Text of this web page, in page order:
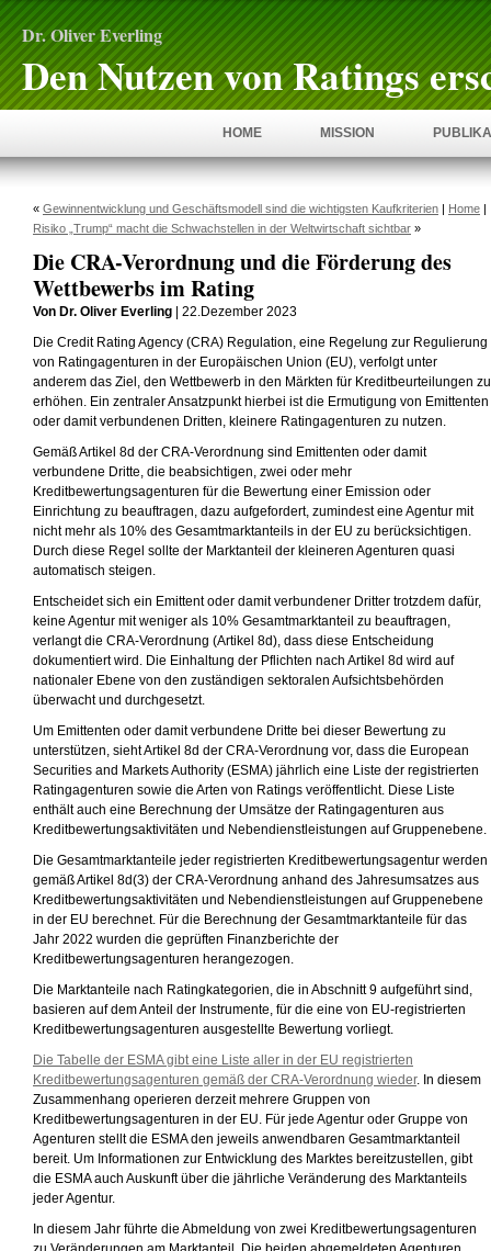
Dr. Oliver Everling
Den Nutzen von Ratings
HOME MISSION
« Gewinnentwicklung und Geschäftsmodell sind die wichtigsten Kaufkriterien | Home |
Risiko „Trump“ macht die Schwachstellen in der Weltwirtschaft sichtbar »
Die CRA-Verordnung und die Förderung des
Wettbewerbs im Rating
Von Dr. Oliver Everling | 22.Dezember 2023
Die Credit Rating Agency (CRA) Regulation, eine Regelung zur Regulierung
von Ratingagenturen in der Europäischen Union (EU), verfolgt unter
anderem das Ziel, den Wettbewerb in den Märkten für Kreditbeurteilungen zu
erhöhen. Ein zentraler Ansatzpunkt hierbei ist die Ermutigung von Emittenten
oder damit verbundenen Dritten, kleinere Ratingagenturen zu nutzen.
Gemäß Artikel 8d der CRA-Verordnung sind Emittenten oder damit
verbundene Dritte, die beabsichtigen, zwei oder mehr
Kreditbewertungsagenturen für die Bewertung einer Emission oder
Einrichtung zu beauftragen, dazu aufgefordert, zumindest eine Agentur mit
nicht mehr als 10% des Gesamtmarktanteils in der EU zu berücksichtigen.
Durch diese Regel sollte der Marktanteil der kleineren Agenturen quasi
automatisch steigen.
Entscheidet sich ein Emittent oder damit verbundener Dritter trotzdem dafür,
keine Agentur mit weniger als 10% Gesamtmarktanteil zu beauftragen,
verlangt die CRA-Verordnung (Artikel 8d), dass diese Entscheidung
dokumentiert wird. Die Einhaltung der Pflichten nach Artikel 8d wird auf
nationaler Ebene von den zuständigen sektoralen Aufsichtsbehörden
überwacht und durchgesetzt.
Um Emittenten oder damit verbundene Dritte bei dieser Bewertung zu
unterstützen, sieht Artikel 8d der CRA-Verordnung vor, dass die European
Securities and Markets Authority (ESMA) jährlich eine Liste der registrierten
Ratingagenturen sowie die Arten von Ratings veröffentlicht. Diese Liste
enthält auch eine Berechnung der Umsätze der Ratingagenturen aus
Kreditbewertungsaktivitäten und Nebendienstleistungen auf Gruppenebene.
Die Gesamtmarktanteile jeder registrierten Kreditbewertungsagentur werden
gemäß Artikel 8d(3) der CRA-Verordnung anhand des Jahresumsatzes aus
Kreditbewertungsaktivitäten und Nebendienstleistungen auf Gruppenebene
in der EU berechnet. Für die Berechnung der Gesamtmarktanteile für das
Jahr 2022 wurden die geprüften Finanzberichte der
Kreditbewertungsagenturen herangezogen.
Die Marktanteile nach Ratingkategorien, die in Abschnitt 9 aufgeführt sind,
basieren auf dem Anteil der Instrumente, für die eine von EU-registrierten
Kreditbewertungsagenturen ausgestellte Bewertung vorliegt.
Die Tabelle der ESMA gibt eine Liste aller in der EU registrierten
Kreditbewertungsagenturen gemäß der CRA-Verordnung wieder. In diesem
Zusammenhang operieren derzeit mehrere Gruppen von
Kreditbewertungsagenturen in der EU. Für jede Agentur oder Gruppe von
Agenturen stellt die ESMA den jeweils anwendbaren Gesamtmarktanteil
bereit. Um Informationen zur Entwicklung des Marktes bereitzustellen, gibt
die ESMA auch Auskunft über die jährliche Veränderung des Marktanteils
jeder Agentur.
In diesem Jahr führte die Abmeldung von zwei Kreditbewertungsagenturen